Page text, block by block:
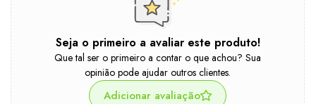
Seja o primeiro a avaliar este produto!
Que tal ser o primeiro a contar o que achou? Sua
opinião pode ajudar outros clientes.
Adicionar avaliação